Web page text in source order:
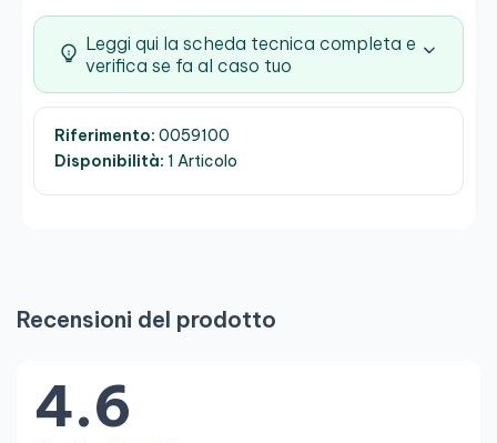
Leggi qui la scheda tecnica completa e
verifica se fa al caso tuo
Riferimento: 0059100
Disponibilità: 1 Articolo
Recensioni del prodotto
4.6